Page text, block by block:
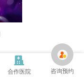
合作医院 咨询预约